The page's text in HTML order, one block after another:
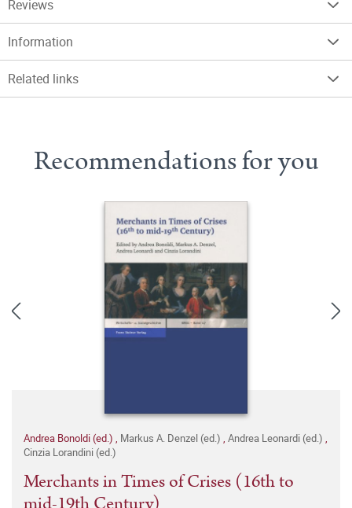
Reviews
Information
Related links
Recommendations for you
Andrea Bonoldi (ed.) , Markus A. Denzel (ed.) , Andrea Leonardi (ed.) ,
Cinzia Lorandini (ed.)
Merchants in Times of Crises (16th to